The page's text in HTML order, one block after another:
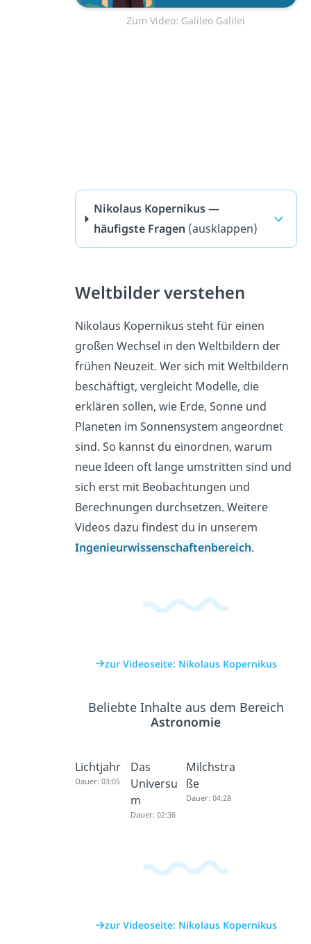
Zum Video: Galileo Galilei
Nikolaus Kopernikus —
häufigste Fragen (ausklappen)
Weltbilder verstehen
Nikolaus Kopernikus steht für einen
großen Wechsel in den Weltbildern der
frühen Neuzeit. Wer sich mit Weltbildern
beschäftigt, vergleicht Modelle, die
erklären sollen, wie Erde, Sonne und
Planeten im Sonnensystem angeordnet
sind. So kannst du einordnen, warum
neue Ideen oft lange umstritten sind und
sich erst mit Beobachtungen und
Berechnungen durchsetzen. Weitere
Videos dazu findest du in unserem
Ingenieurwissenschaftenbereich.
zur Videoseite: Nikolaus Kopernikus
Beliebte Inhalte aus dem Bereich
Astronomie
Lichtjahr
Dauer: 03:05
Das
Universu
m
Dauer: 02:36
Milchstra
ße
Dauer: 04:28
zur Videoseite: Nikolaus Kopernikus